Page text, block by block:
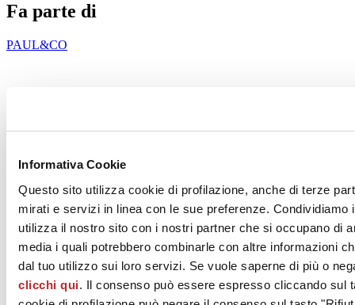
Informativa Cookie
Questo sito utilizza cookie di profilazione, anche di terze
mirati e servizi in linea con le sue preferenze.
utilizza il nostro sito con i nostri partner che si occupano di
media i quali potrebbero combinarle con altre informazioni
dal tuo utilizzo sui loro servizi. Se vuole saperne di più o
clicchi qui. Il consenso può essere espresso cliccando sul
Fa parte di
PAUL&CO
Vedi i progetti Vedi i prodotti